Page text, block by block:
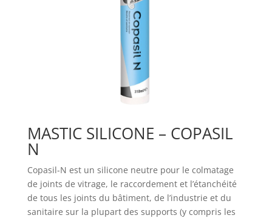
MASTIC SILICONE – COPASIL
N
Copasil-N est un silicone neutre pour le colmatage
de joints de vitrage, le raccordement et l’étanchéité
de tous les joints du bâtiment, de l’industrie et du
sanitaire sur la plupart des supports (y compris les